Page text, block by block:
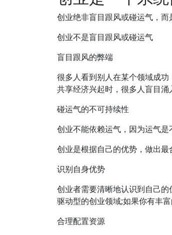
创业绝非盲目跟风或碰运气，
创业不是盲目跟风或碰运气
盲目跟风的弊端
很多人看到别人在某个领域成
共享经济兴起时，很多人盲目涌
碰运气的不可持续性
创业不能依赖运气，因为运气
创业是根据自己的优势，做出最
识别自身优势
创业者需要清晰地认识到自己
驱动型的创业领域;如果你有丰
合理配置资源